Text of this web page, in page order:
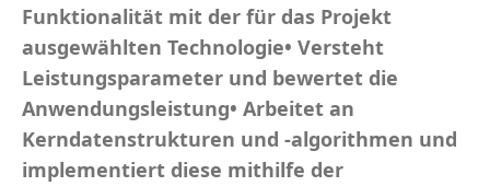
Funktionalität mit der für das Projekt
ausgewählten Technologie• Versteht
Leistungsparameter und bewertet die
Anwendungsleistung• Arbeitet an
Kerndatenstrukturen und -algorithmen und
implementiert diese mithilfe der